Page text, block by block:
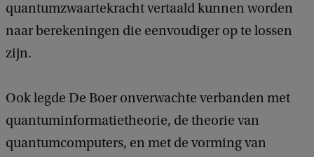
quantumzwaartekracht vertaald kunnen worden
naar berekeningen die eenvoudiger op te lossen
zijn.
Ook legde De Boer onverwachte verbanden met
quantuminformatietheorie, de theorie van
quantumcomputers, en met de vorming van